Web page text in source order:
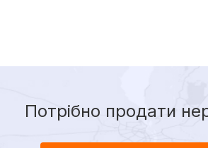
Потрібно продати